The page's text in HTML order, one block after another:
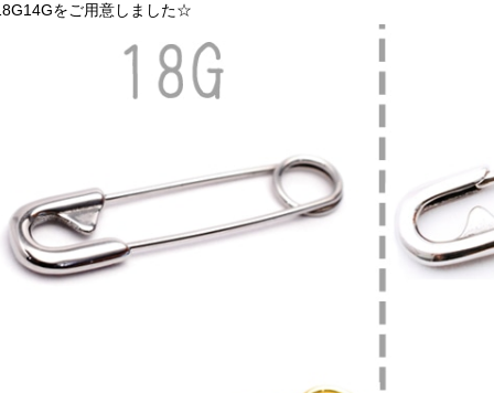
をご用意しました☆